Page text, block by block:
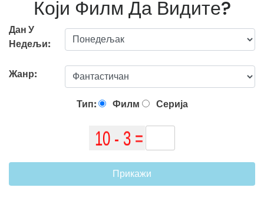
Који Филм Да Видите?
Дан У
Недељи:
Жанр:
Тип: Филм Серија
Прикажи